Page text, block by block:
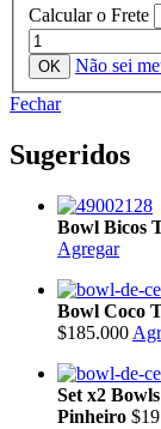
Calcular o Frete
Não sei
Fechar
Sugeridos
Bowl Bicos
Agregar
Bowl Coco
$185.000
Set x2
Pinheiro